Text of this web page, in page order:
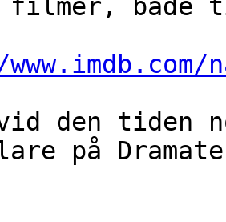
filmer, både
den tiden
på